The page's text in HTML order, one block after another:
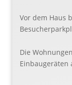
Vor dem Haus
Die
Einbaugeräten